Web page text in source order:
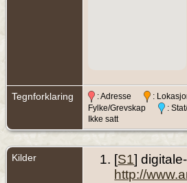
Tegnforklaring : Adresse :
Fylke/Grevskap
:
Ikke satt
Kilder [S1]
http://